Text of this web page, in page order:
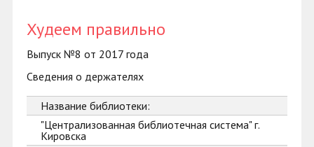
Худеем правильно
Выпуск №8 от 2017 года
Сведения о держателях
Название библиотеки:
"Централизованная библиотечная система" г.
Кировска